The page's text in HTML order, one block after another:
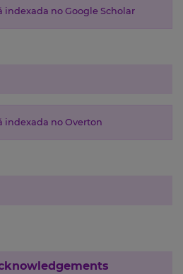
indexada no Google Scholar
indexada no Overton